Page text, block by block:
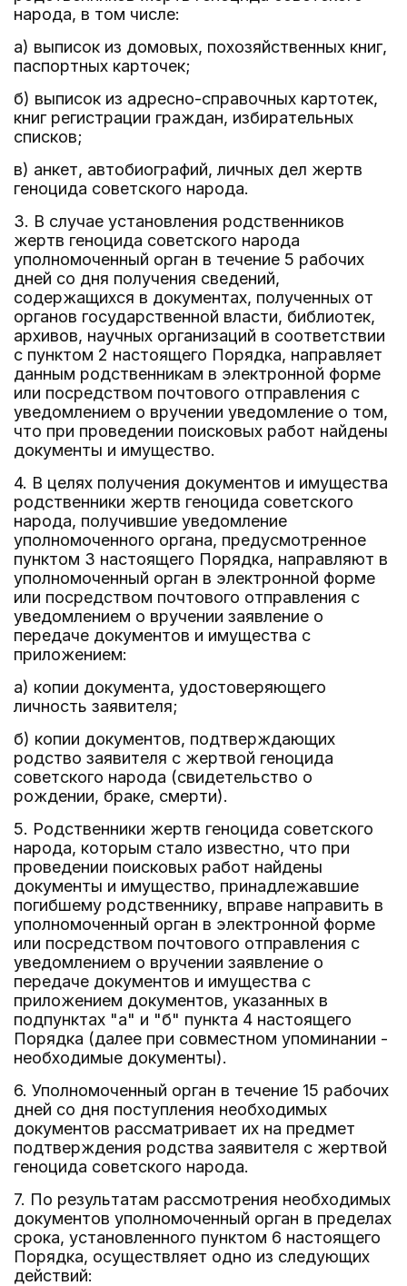
народа, в том числе:
а) выписок из домовых, похозяйственных книг,
паспортных карточек;
б) выписок из адресно-справочных картотек,
книг регистрации граждан, избирательных
списков;
в) анкет, автобиографий, личных дел жертв
геноцида советского народа.
3. В случае установления родственников
жертв геноцида советского народа
уполномоченный орган в течение 5 рабочих
дней со дня получения сведений,
содержащихся в документах, полученных от
органов государственной власти, библиотек,
архивов, научных организаций в соответствии
с пунктом 2 настоящего Порядка, направляет
данным родственникам в электронной форме
или посредством почтового отправления с
уведомлением о вручении уведомление о том,
что при проведении поисковых работ найдены
документы и имущество.
4. В целях получения документов и имущества
родственники жертв геноцида советского
народа, получившие уведомление
уполномоченного органа, предусмотренное
пунктом 3 настоящего Порядка, направляют в
уполномоченный орган в электронной форме
или посредством почтового отправления с
уведомлением о вручении заявление о
передаче документов и имущества с
приложением:
а) копии документа, удостоверяющего
личность заявителя;
б) копии документов, подтверждающих
родство заявителя с жертвой геноцида
советского народа (свидетельство о
рождении, браке, смерти).
5. Родственники жертв геноцида советского
народа, которым стало известно, что при
проведении поисковых работ найдены
документы и имущество, принадлежавшие
погибшему родственнику, вправе направить в
уполномоченный орган в электронной форме
или посредством почтового отправления с
уведомлением о вручении заявление о
передаче документов и имущества с
приложением документов, указанных в
подпунктах "а" и "б" пункта 4 настоящего
Порядка (далее при совместном упоминании -
необходимые документы).
6. Уполномоченный орган в течение 15 рабочих
дней со дня поступления необходимых
документов рассматривает их на предмет
подтверждения родства заявителя с жертвой
геноцида советского народа.
7. По результатам рассмотрения необходимых
документов уполномоченный орган в пределах
срока, установленного пунктом 6 настоящего
Порядка, осуществляет одно из следующих
действий: